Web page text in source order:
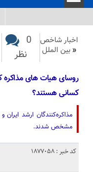
اخبار شاخص
« بین الملل
0
نظر
روسای هیات های مذاکره
کسانی هستند؟
مذاکره‌کنندگان ارشد
مشخص شدند.
کد خبر : 1877058